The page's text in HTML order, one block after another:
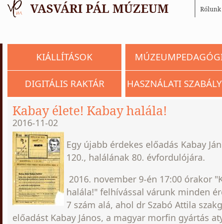
Rólunk
KIÁLLÍTÁSOK
DIGITÁLIS RAKTÁR HASZNÁLATI
Kabay élete! Kabay halála!
2016-11-02
Egy újabb érdekes előadás Kabay
120., halálának 80. évfordulójára.
2016. november 9-én 17:00 órakor
halála!" felhívással várunk minden
7 szám alá, ahol dr Szabó Attila
előadást Kabay János, a magyar morfin gyártás